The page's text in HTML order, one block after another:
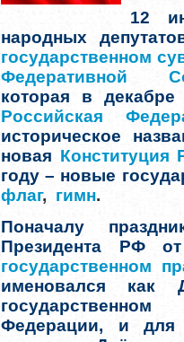
12
народных
государственном
Федеративной
которая в
Российская
историческое
новая Конституция
году – новые
флаг, гимн.
Поначалу
Президента РФ
государственном
именовался как
Федерации, и для